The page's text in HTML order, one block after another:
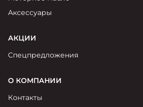
Аксессуары
АКЦИИ
Спецпредложения
О КОМПАНИИ
Контакты